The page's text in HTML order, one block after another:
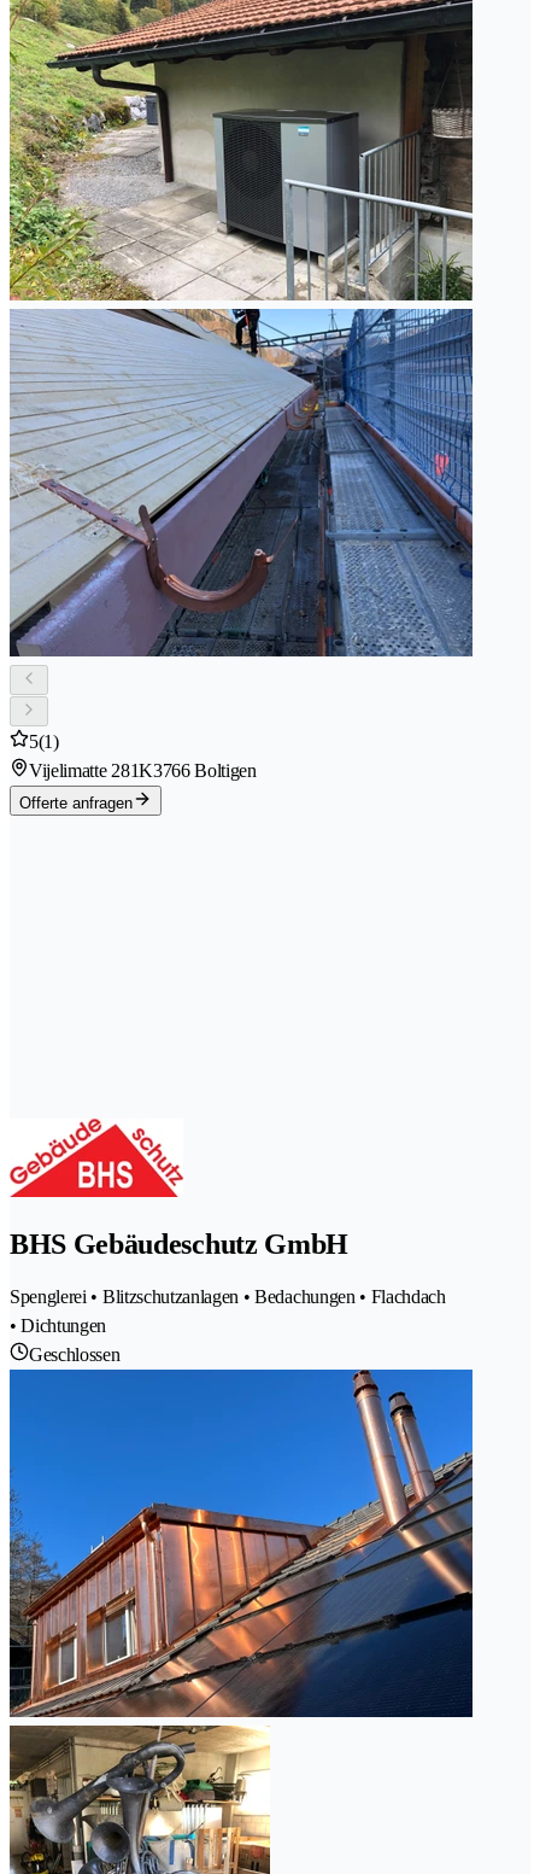
5(1)
Vijelimatte 281K3766 Boltigen
Offerte anfragen
BHS Gebäudeschutz GmbH
Spenglerei • Blitzschutzanlagen • Bedachungen • Flachdach
• Dichtungen
Geschlossen